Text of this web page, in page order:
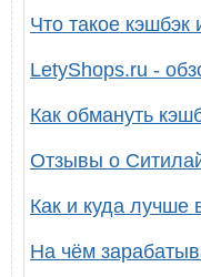
Что такое кэшбэк
LetyShops.ru -
Как обмануть
Отзывы о
Как и куда лучше
На чём